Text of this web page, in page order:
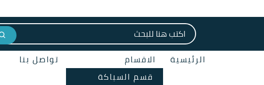
البحث عن:
الرئيسية
الاقسام
قسم السباكة
تواصل بنا